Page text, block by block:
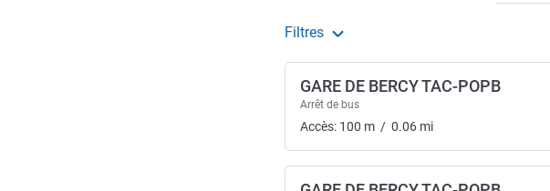
Filtres
GARE DE BERCY TAC-POPB
Arrêt de bus
Accès: 100 m / 0.06 mi